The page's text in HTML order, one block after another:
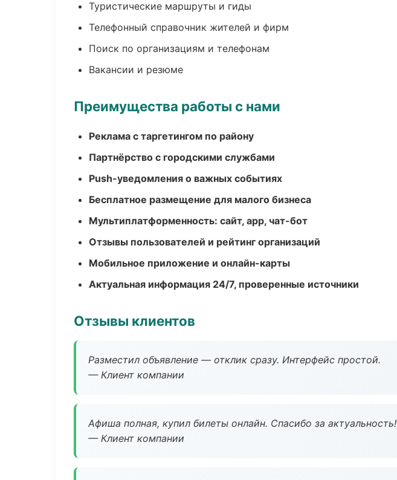
Туристические маршруты и гиды
Телефонный справочник жителей и фирм
Поиск по организациям и телефонам
Вакансии и резюме
Преимущества работы с нами
Реклама с таргетингом по району
Партнёрство с городскими службами
Push-уведомления о важных событиях
Бесплатное размещение для малого бизнеса
Мультиплатформенность: сайт, app, чат-бот
Отзывы пользователей и рейтинг организаций
Мобильное приложение и онлайн-карты
Актуальная информация 24/7, проверенные источники
Отзывы клиентов
Разместил объявление — отклик сразу. Интерфейс простой.
— Клиент компании
Афиша полная, купил билеты онлайн. Спасибо за актуальность!
— Клиент компании